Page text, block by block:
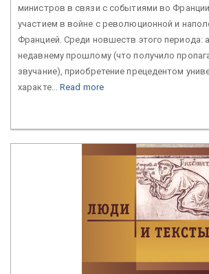
министров в связи с событиями во
участием в войне с революционной и
Францией. Среди новшеств этого периода:
недавнему прошлому (что получило
звучание), приобретение прецедентом
характе...Read more